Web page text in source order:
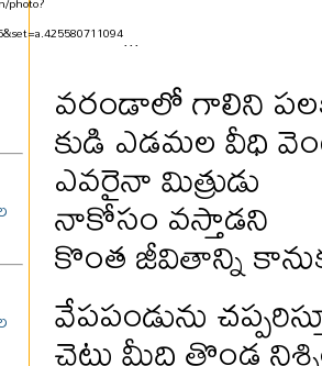
photo?
...
వరండాలో గాలిని
కుడి ఎడమల వీధి
ఎవరైనా మిత్రుడు
నాకోసం వస్తాడని
కొంత జీవితాన్ని
వేపపండును
చెట్టు మీది తొండ